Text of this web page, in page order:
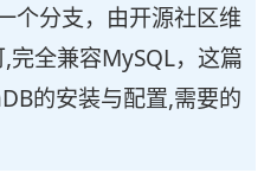
个分支，由开源社区维
完全兼容MySQL，这篇
的安装与配置,需要的